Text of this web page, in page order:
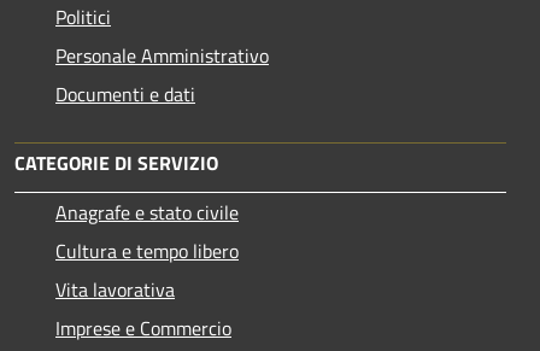
Politici
Personale Amministrativo
Documenti e dati
CATEGORIE DI SERVIZIO
Anagrafe e stato civile
Cultura e tempo libero
Vita lavorativa
Imprese e Commercio